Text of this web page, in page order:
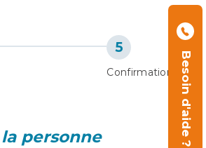
Besoin d'aide ?
Confirmation
personne